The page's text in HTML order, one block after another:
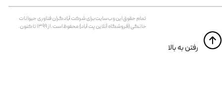
تمام حقوق اين وب‌سايت برای شرکت آبادگران فناوری حیوانات
خانگی (فروشگاه آنلاین پت آباد) محفوظ است. از ۱۳۹۹ تا کنون.
​​رفتن به بالا